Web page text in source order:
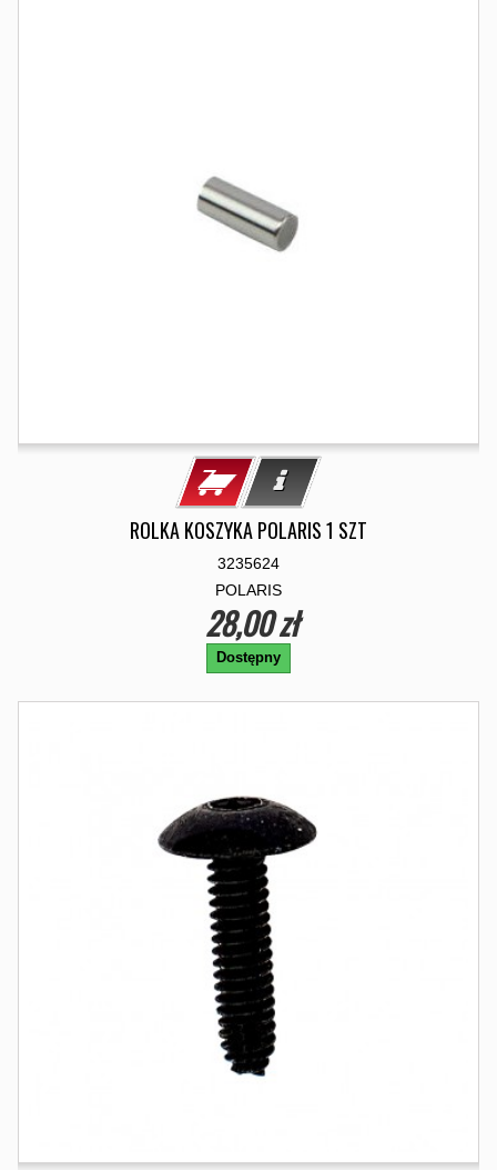
ROLKA KOSZYKA POLARIS 1 SZT
3235624
POLARIS
28,00 zł
Dostępny